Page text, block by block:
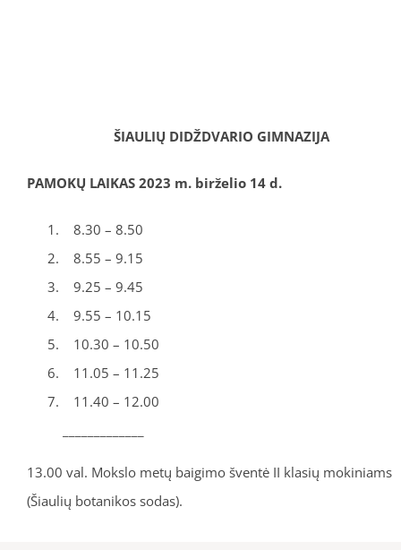
ŠIAULIŲ DIDŽDVARIO GIMNAZIJA
PAMOKŲ LAIKAS 2023 m. birželio 14 d.
8.30 – 8.50
8.55 – 9.15
9.25 – 9.45
9.55 – 10.15
10.30 – 10.50
11.05 – 11.25
11.40 – 12.00
13.00 val. Mokslo metų baigimo šventė II klasių mokiniams
(Šiaulių botanikos sodas).